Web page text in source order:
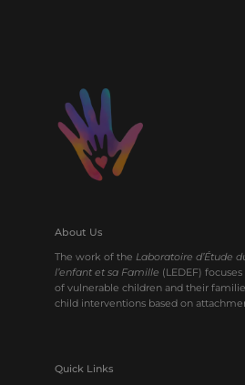
About Us
The work of the Laboratoire d’Étude
l’enfant et sa Famille (LEDEF)
of vulnerable children and their
child interventions based on
Quick Links